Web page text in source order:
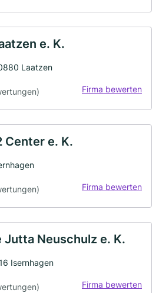
e. K.
Laatzen
Firma bewerten
Center e. K.
Firma bewerten
Neuschulz e. K.
Isernhagen
Firma bewerten